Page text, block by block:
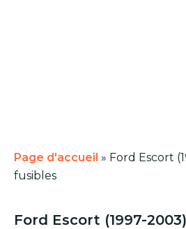
Page d'accueil » Ford Escort
fusibles
Ford Escort (1997-